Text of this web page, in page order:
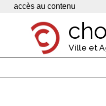
Panneau de gestion des cookies
accès au contenu
Ville et